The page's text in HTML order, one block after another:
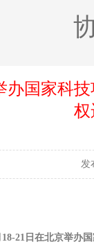
办国家科
权
发
8-21日在北京举办